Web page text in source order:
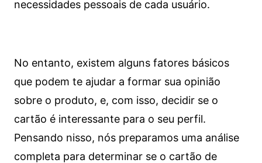
necessidades pessoais de cada usuário.
No entanto, existem alguns fatores básicos
que podem te ajudar a formar sua opinião
sobre o produto, e, com isso, decidir se o
cartão é interessante para o seu perfil.
Pensando nisso, nós preparamos uma análise
completa para determinar se o cartão de